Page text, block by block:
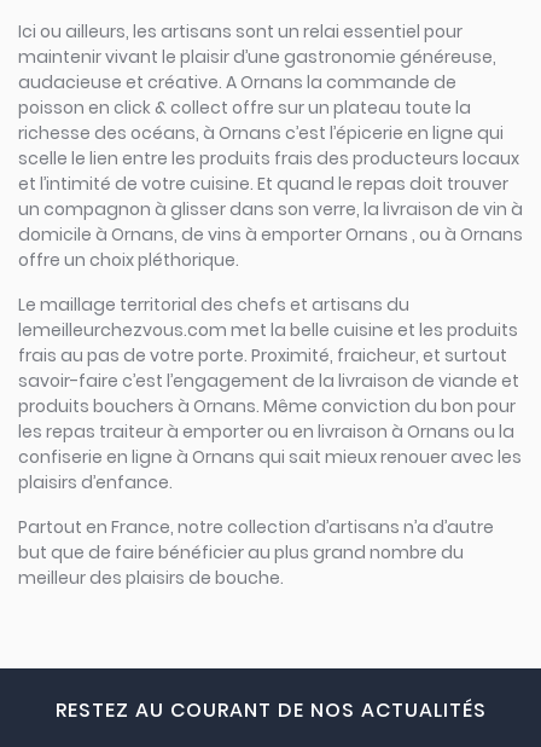
Ici ou ailleurs, les artisans sont un relai essentiel pour
maintenir vivant le plaisir d’une gastronomie généreuse,
audacieuse et créative. A Ornans la commande de
poisson en click & collect offre sur un plateau toute la
richesse des océans, à Ornans c’est l’épicerie en ligne qui
scelle le lien entre les produits frais des producteurs locaux
et l’intimité de votre cuisine. Et quand le repas doit trouver
un compagnon à glisser dans son verre, la livraison de vin à
domicile à Ornans, de vins à emporter Ornans , ou à Ornans
offre un choix pléthorique.
Le maillage territorial des chefs et artisans du
lemeilleurchezvous.com met la belle cuisine et les produits
frais au pas de votre porte. Proximité, fraicheur, et surtout
savoir-faire c’est l’engagement de la livraison de viande et
produits bouchers à Ornans. Même conviction du bon pour
les repas traiteur à emporter ou en livraison à Ornans ou la
confiserie en ligne à Ornans qui sait mieux renouer avec les
plaisirs d’enfance.
Partout en France, notre collection d’artisans n’a d’autre
but que de faire bénéficier au plus grand nombre du
meilleur des plaisirs de bouche.
RESTEZ AU COURANT DE NOS ACTUALITÉS